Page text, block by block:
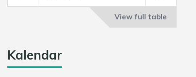
View full table
Kalendar